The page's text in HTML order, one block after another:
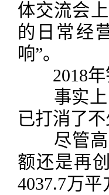
体交流会
的日常经
响”。
2018年
事实上
已打消了不
尽管高喊
额还是再
4037.7万